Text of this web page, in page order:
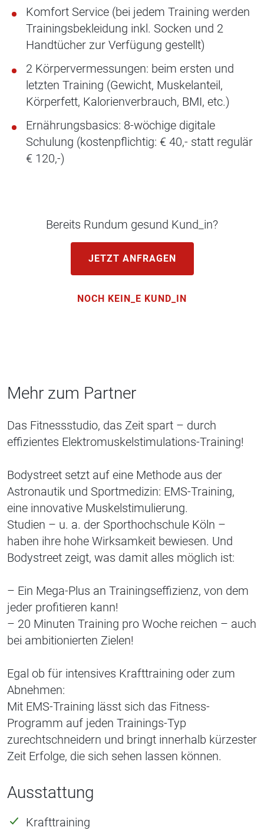
Komfort Service (bei jedem Training werden
Trainingsbekleidung inkl. Socken und 2
Handtücher zur Verfügung gestellt)
2 Körpervermessungen: beim ersten und
letzten Training (Gewicht, Muskelanteil,
Körperfett, Kalorienverbrauch, BMI, etc.)
Ernährungsbasics: 8-wöchige digitale
Schulung (kostenpflichtig: € 40,- statt regulär
€ 120,-)
Bereits Rundum gesund Kund_in?
JETZT ANFRAGEN
NOCH KEIN_E KUND_IN
Mehr zum Partner
Das Fitnessstudio, das Zeit spart – durch
effizientes Elektromuskelstimulations-Training!
Bodystreet setzt auf eine Methode aus der
Astronautik und Sportmedizin: EMS-Training,
eine innovative Muskelstimulierung.
Studien – u. a. der Sporthochschule Köln –
haben ihre hohe Wirksamkeit bewiesen. Und
Bodystreet zeigt, was damit alles möglich ist:
– Ein Mega-Plus an Trainingseffizienz, von dem
jeder profitieren kann!
– 20 Minuten Training pro Woche reichen – auch
bei ambitionierten Zielen!
Egal ob für intensives Krafttraining oder zum
Abnehmen:
Mit EMS-Training lässt sich das Fitness-
Programm auf jeden Trainings-Typ
zurechtschneidern und bringt innerhalb kürzester
Zeit Erfolge, die sich sehen lassen können.
Ausstattung
Krafttraining